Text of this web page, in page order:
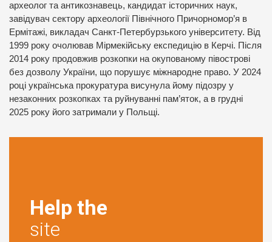
археолог та антикознавець, кандидат історичних наук,
завідувач сектору археології Північного Причорномор’я в
Ермітажі, викладач Санкт-Петербурзького університету. Від
1999 року очолював Мірмекійську експедицію в Керчі. Після
2014 року продовжив розкопки на окупованому півострові
без дозволу України, що порушує міжнародне право. У 2024
році українська прокуратура висунула йому підозру у
незаконних розкопках та руйнуванні пам’яток, а в грудні
2025 року його затримали у Польщі.
Help the
site